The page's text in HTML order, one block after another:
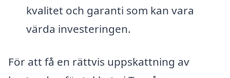
kvalitet och garanti som kan vara
värda investeringen.
För att få en rättvis uppskattning av